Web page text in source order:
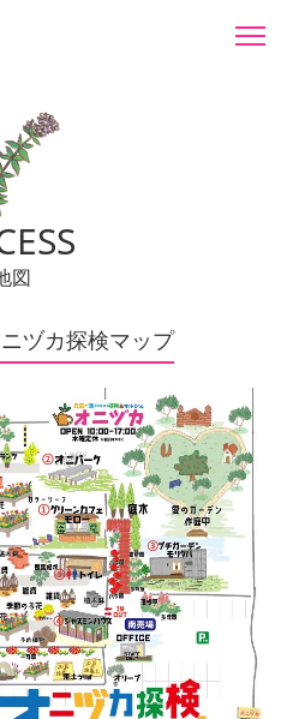
元気で活きの良い花苗や野菜苗から園芸用品園
図
ヅカ探検マップ